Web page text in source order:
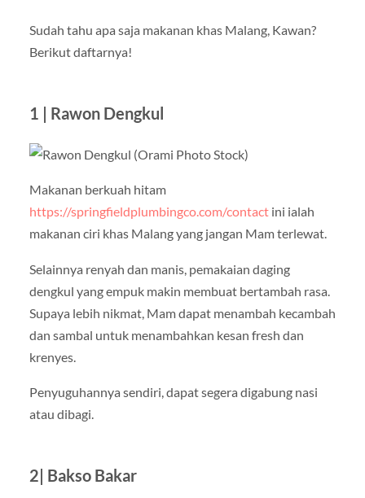
Sudah tahu apa saja makanan khas Malang, Kawan?
Berikut daftarnya!
1 | Rawon Dengkul
Makanan berkuah hitam
https://springfieldplumbingco.com/contactini ialah
makanan ciri khas Malang yang jangan Mam terlewat.
Selainnya renyah dan manis, pemakaian daging
dengkul yang empuk makin membuat bertambah rasa.
Supaya lebih nikmat, Mam dapat menambah kecambah
dan sambal untuk menambahkan kesan fresh dan
krenyes.
Penyuguhannya sendiri, dapat segera digabung nasi
atau dibagi.
2| Bakso Bakar